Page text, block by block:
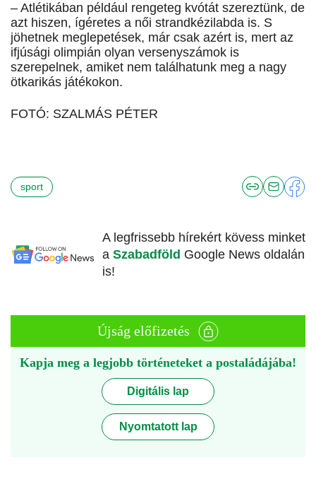
– Atlétikában például rengeteg kvótát szereztünk, de
azt hiszen, ígéretes a női strandkézilabda is. S
jöhetnek meglepetések, már csak azért is, mert az
ifjúsági olimpián olyan versenyszámok is
szerepelnek, amiket nem találhatunk meg a nagy
ötkarikás játékokon.
FOTÓ: SZALMÁS PÉTER
sport
A legfrissebb hírekért kövess minket
a Szabadföld Google News oldalán
is!
Újság előfizetés
Kapja meg a legjobb történeteket a postaládájába!
Digitális lap
Nyomtatott lap